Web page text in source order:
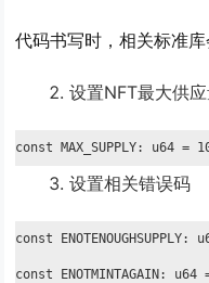
代码书写时，相关标准库
设置NFT最大供
const MAX_SUPPLY: u64 =
设置相关错误码
const
const ENOTMINTAGAIN: